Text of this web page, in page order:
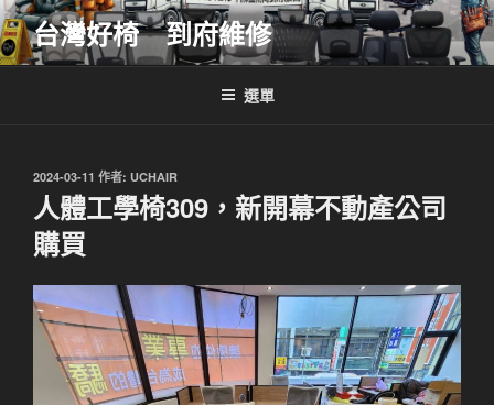
跳
至
主
台灣好椅 到府維修
選單
發
於
2024-03-11 作者: UCHAIR
人體工學椅309，新開幕不動產公司
購買